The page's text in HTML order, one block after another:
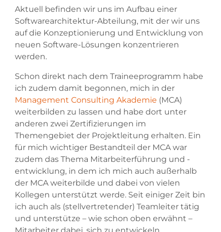
Aktuell befinden wir uns im Aufbau einer
Softwarearchitektur-Abteilung, mit der wir uns
auf die Konzeptionierung und Entwicklung von
neuen Software-Lösungen konzentrieren
werden.
Schon direkt nach dem Traineeprogramm habe
ich zudem damit begonnen, mich in der
Management Consulting Akademie (MCA)
weiterbilden zu lassen und habe dort unter
anderen zwei Zertifizierungen im
Themengebiet der Projektleitung erhalten. Ein
für mich wichtiger Bestandteil der MCA war
zudem das Thema Mitarbeiterführung und -
entwicklung, in dem ich mich auch außerhalb
der MCA weiterbilde und dabei von vielen
Kollegen unterstützt werde. Seit einiger Zeit bin
ich auch als (stellvertretender) Teamleiter tätig
und unterstütze – wie schon oben erwähnt –